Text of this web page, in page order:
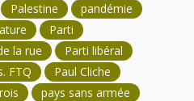
Palestine
pandémie
Parti
la rue
Parti libéral
FTQ
Paul Cliche
pays sans armée